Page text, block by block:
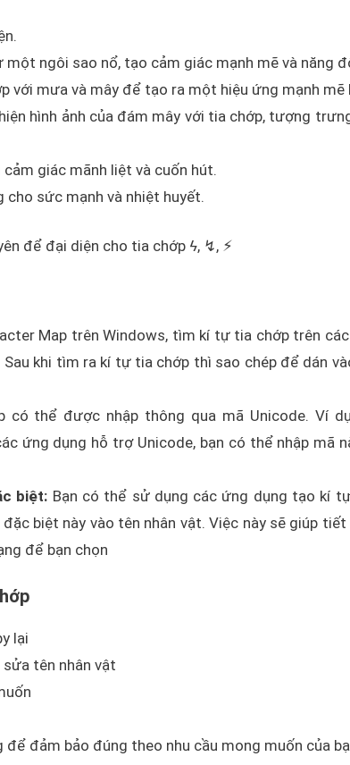
ngôi sao nổ, tạo cảm giác mạnh mẽ và năng
mưa và mây để tạo ra một hiệu ứng mạnh mẽ
hình ảnh của đám mây với tia chớp, tượng
giác mãnh liệt và cuốn hút.
sức mạnh và nhiệt huyết.
để đại diện cho tia chớp ϟ, ↯, ⚡︎
Map trên Windows, tìm kí tự tia chớp trên
khi tìm ra kí tự tia chớp thì sao chép để dán
thể được nhập thông qua mã Unicode. Ví
ứng dụng hỗ trợ Unicode, bạn có thể nhập mã
biệt: Bạn có thể sử dụng các ứng dụng tạo kí
biệt này vào tên nhân vật. Việc này sẽ giúp tiết
để bạn chọn
lại
tên nhân vật
đảm bảo đúng theo nhu cầu mong muốn của